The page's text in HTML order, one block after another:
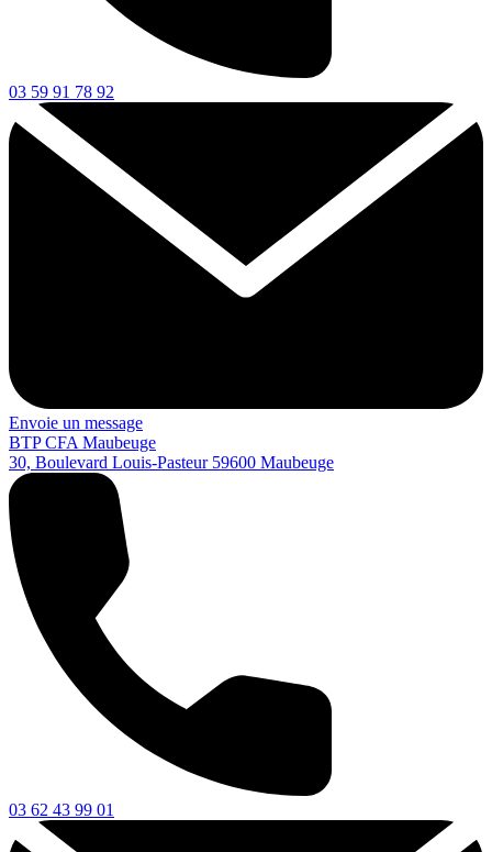
03 59 91 78 92
Envoie un message
BTP CFA Maubeuge
30, Boulevard Louis-Pasteur 59600 Maubeuge
03 62 43 99 01